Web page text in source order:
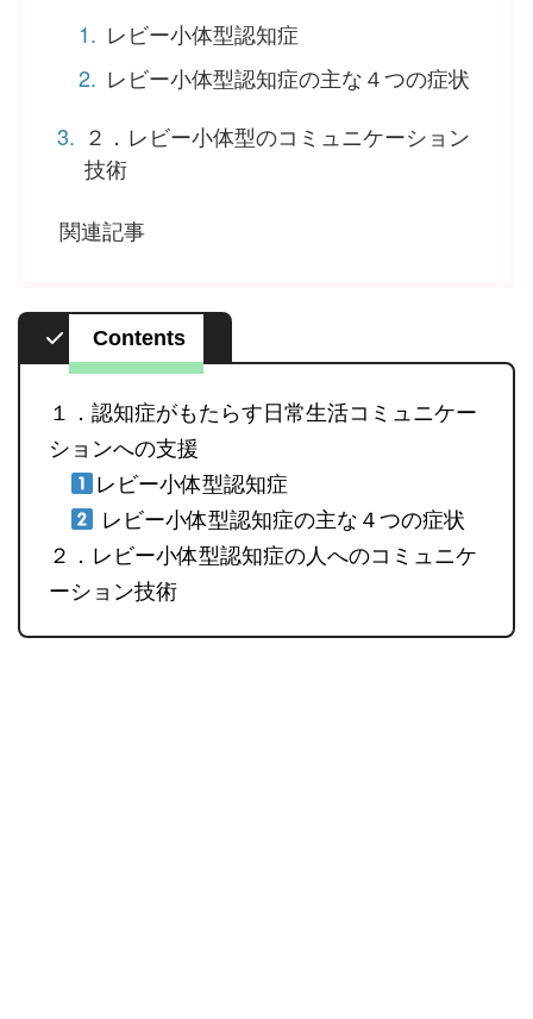
レビー小体型認知症
レビー小体型認知症の主な４つの症状
２．レビー小体型のコミュニケーション
技術
関連記事
Contents
１．認知症がもたらす日常生活コミュニケー
ションへの支援
レビー小体型認知症
レビー小体型認知症の主な４つの症状
２．レビー小体型認知症の人へのコミュニケ
ーション技術